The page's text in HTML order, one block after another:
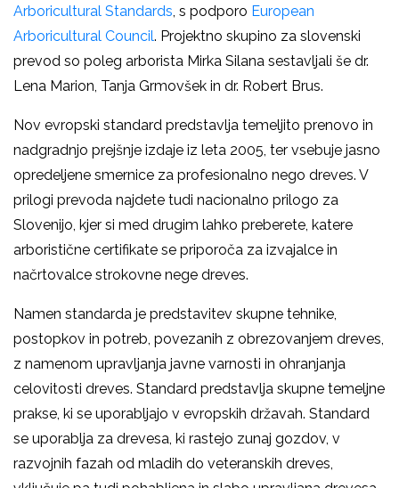
Arboricultural Standards, s podporo European
Arboricultural Council. Projektno skupino za slovenski
prevod so poleg arborista Mirka Silana sestavljali še dr.
Lena Marion, Tanja Grmovšek in dr. Robert Brus.
Nov evropski standard predstavlja temeljito prenovo in
nadgradnjo prejšnje izdaje iz leta 2005, ter vsebuje jasno
opredeljene smernice za profesionalno nego dreves. V
prilogi prevoda najdete tudi nacionalno prilogo za
Slovenijo, kjer si med drugim lahko preberete, katere
arboristične certifikate se priporoča za izvajalce in
načrtovalce strokovne nege dreves.
Namen standarda je predstavitev skupne tehnike,
postopkov in potreb, povezanih z obrezovanjem dreves,
z namenom upravljanja javne varnosti in ohranjanja
celovitosti dreves. Standard predstavlja skupne temeljne
prakse, ki se uporabljajo v evropskih državah. Standard
se uporablja za drevesa, ki rastejo zunaj gozdov, v
razvojnih fazah od mladih do veteranskih dreves,